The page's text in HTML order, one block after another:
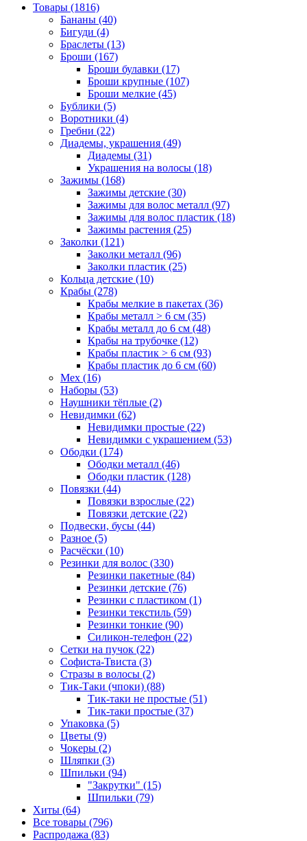
Товары (1816)
Бананы (40)
Бигуди (4)
Браслеты (13)
Броши (167)
Броши булавки (17)
Броши крупные (107)
Броши мелкие (45)
Бублики (5)
Воротники (4)
Гребни (22)
Диадемы, украшения (49)
Диадемы (31)
Украшения на волосы (18)
Зажимы (168)
Зажимы детские (30)
Зажимы для волос металл (97)
Зажимы для волос пластик (18)
Зажимы растения (25)
Заколки (121)
Заколки металл (96)
Заколки пластик (25)
Кольца детские (10)
Крабы (278)
Крабы мелкие в пакетах (36)
Крабы металл > 6 см (35)
Крабы металл до 6 см (48)
Крабы на трубочке (12)
Крабы пластик > 6 см (93)
Крабы пластик до 6 см (60)
Мех (16)
Наборы (53)
Наушники тёплые (2)
Невидимки (62)
Невидимки простые (22)
Невидимки с украшением (53)
Ободки (174)
Ободки металл (46)
Ободки пластик (128)
Повязки (44)
Повязки взрослые (22)
Повязки детские (22)
Подвески, бусы (44)
Разное (5)
Расчёски (10)
Резинки для волос (330)
Резинки пакетные (84)
Резинки детские (76)
Резинки с пластиком (1)
Резинки текстиль (59)
Резинки тонкие (90)
Силикон-телефон (22)
Сетки на пучок (22)
Софиста-Твиста (3)
Стразы в волосы (2)
Тик-Таки (чпоки) (88)
Тик-таки не простые (51)
Тик-таки простые (37)
Упаковка (5)
Цветы (9)
Чокеры (2)
Шляпки (3)
Шпильки (94)
"Закрутки" (15)
Шпильки (79)
Хиты (64)
Все товары (796)
Распродажа (83)